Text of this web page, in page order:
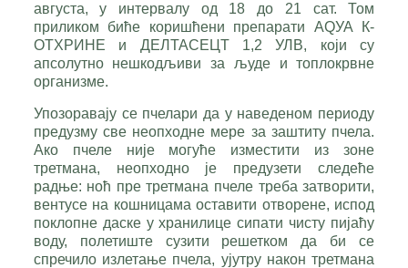
августа, у интервалу од 18 до 21 сат. Том
приликом биће коришћени препарати АQУА К-
ОТХРИНЕ и ДЕЛТАСЕЦТ 1,2 УЛВ, који су
апсолутно нешкодљиви за људе и топлокрвне
организме.
Упозоравају се пчелари да у наведеном периоду
предузму све неопходне мере за заштиту пчела.
Ако пчеле није могуће изместити из зоне
третмана, неопходно је предузети следеће
радње: ноћ пре третмана пчеле треба затворити,
вентусе на кошницама оставити отворене, испод
поклопне даске у хранилице сипати чисту пијаћу
воду, полетиште сузити решетком да би се
спречило излетање пчела, ујутру након третмана